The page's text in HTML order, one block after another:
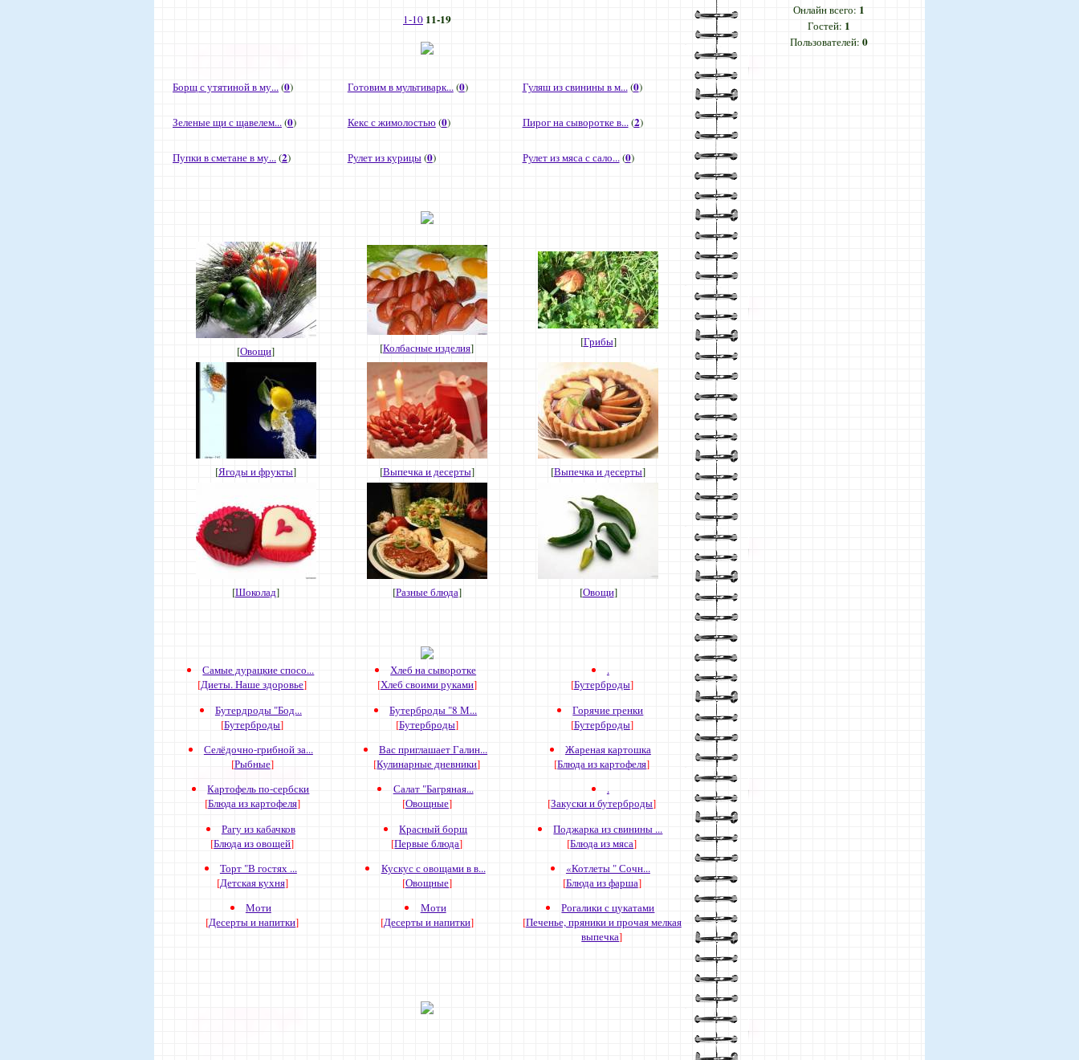
1-10 11-19
Борщ с утятиной в му...(0) Готовим в мультиварк...(0) Гуляш из свинины в м...(0)
Зеленые щи с щавелем...(0) Кекс с жимолостью(0) Пирог на сыворотке в...(2)
Пупки в сметане в му...(2) Рулет из курицы(0) Рулет из мяса с сало...(0)
[Овощи] [Колбасные изделия] [Грибы]
[Ягоды и фрукты] [Выпечка и десерты] [Выпечка и десерты]
[Шоколад] [Разные блюда] [Овощи]
Самые дурацкие спосо...
[Диеты. Наше здоровье]
Хлеб на сыворотке
[Хлеб своими руками]
.
[Бутерброды]
Бутердроды "Бод...
[Бутерброды]
Бутерброды "8 М...
[Бутерброды]
Горячие гренки
[Бутерброды]
Селёдочно-грибной за...
[Рыбные]
Вас приглашает Галин...
[Кулинарные дневники]
Жареная картошка
[Блюда из картофеля]
Картофель по-сербски
[Блюда из картофеля]
Салат "Багряная...
[Овощные]
.
[Закуски и бутерброды]
Рагу из кабачков
[Блюда из овощей]
Красный борщ
[Первые блюда]
Поджарка из свинины ...
[Блюда из мяса]
Торт "В гостях ...
[Детская кухня]
Кускус с овощами в в...
[Овощные]
«Котлеты " Сочн...
[Блюда из фарша]
Моти
[Десерты и напитки]
Моти
[Десерты и напитки]
Рогалики с цукатами
[Печенье, пряники и прочая мелкая
выпечка]
Онлайн всего: 1
Гостей: 1
Пользователей: 0